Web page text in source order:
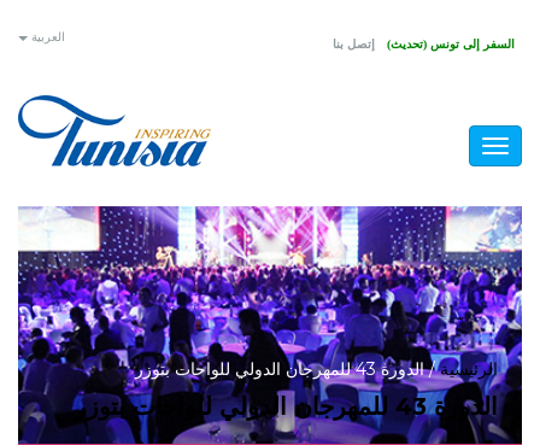
تجاوز
العربية السفر إلى تونس (تحديث) إتصل بنا
Toggle
navigation
أنت
هنا
الرئيسية / الدورة 43 للمهرجان الدولي للواحات بتوزر
الدورة 43 للمهرجان الدولي للواحات بتوزر